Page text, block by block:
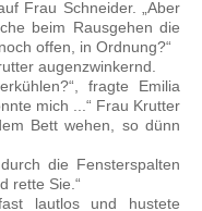
Frau Schneider. „Aber
beim Rausgehen die
offen, in Ordnung?“
augenzwinkernd.
fragte Emilia
mich ...“ Frau Krutter
Bett wehen, so dünn
die Fensterspalten
rette Sie.“
lautlos und hustete